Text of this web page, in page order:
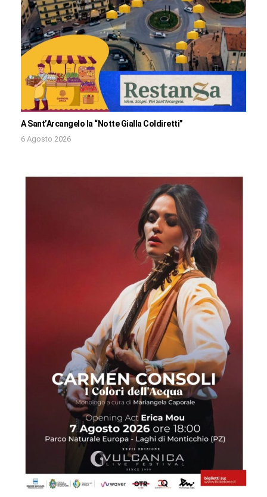
A Sant’Arcangelo la “Notte Gialla Coldiretti”
6 Agosto 2026